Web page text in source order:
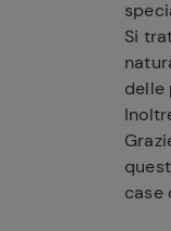
Si
delle
case